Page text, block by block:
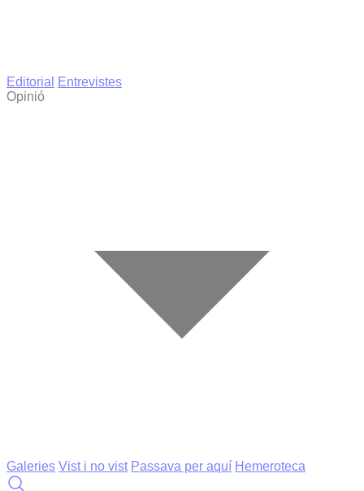
Editorial
Entrevistes
Opinió
Galeries Vist i no vist Passava per aquí Hemeroteca